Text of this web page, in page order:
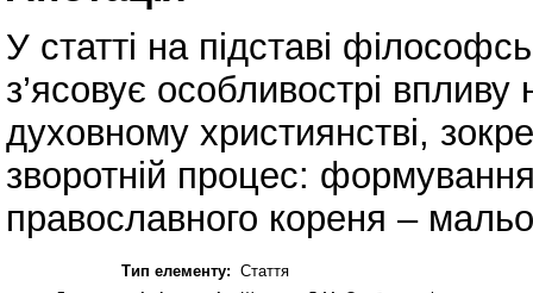
У статті на підставі
з’ясовує особливострі
духовному християнстві,
зворотній процес: формування
православного кореня –
Тип елементу: Стаття